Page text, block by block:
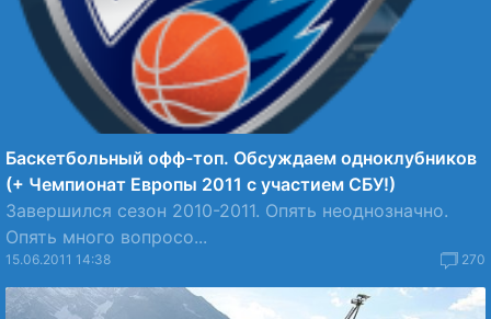
Баскетбольный офф-топ. Обсуждаем одноклубников
(+ Чемпионат Европы 2011 с участием СБУ!)
Завершился сезон 2010-2011. Опять неоднозначно.
Опять много вопросо...
15.06.2011 14:38 270